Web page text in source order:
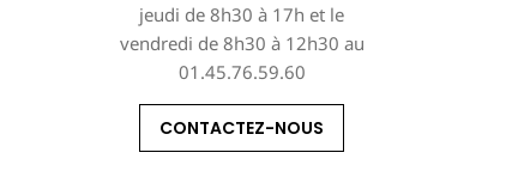
jeudi de 8h30 à 17h et le
vendredi de 8h30 à 12h30 au
01.45.76.59.60
CONTACTEZ-NOUS